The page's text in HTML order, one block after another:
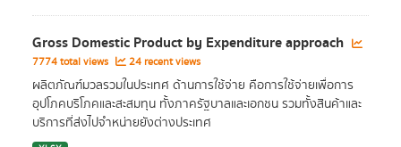
Gross Domestic Product by Expenditure approach
7774 total views 24 recent views
ผลิตภัณฑ์มวลรวมในประเทศ ด้านการใช้จ่าย คือการใช้จ่ายเพื่อการ
อุปโภคบริโภคและสะสมทุน ทั้งภาครัฐบาลและเอกชน รวมทั้งสินค้าและ
บริการที่ส่งไปจำหน่ายยังต่างประเทศ